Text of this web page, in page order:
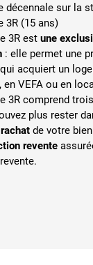
décennale sur la
3R (15 ans)
3R est une
: elle permet une
acquiert un
en VEFA ou en
3R comprend
plus rester
rachat de votre
revente